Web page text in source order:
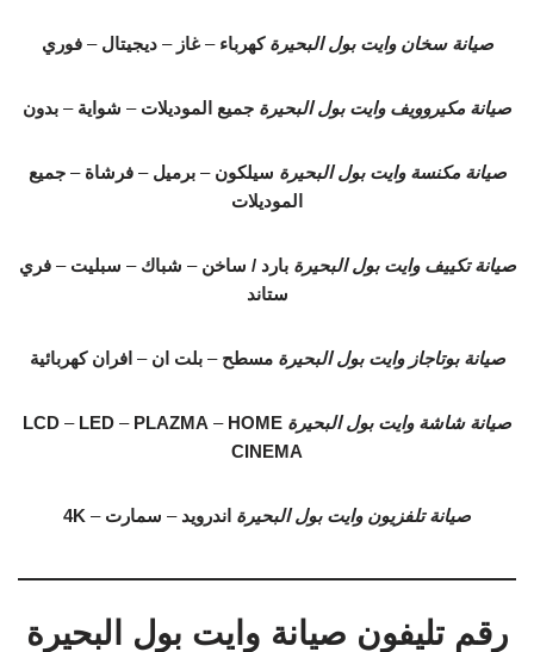
صيانة سخان وايت بول البحيرة كهرباء –غاز –ديجيتال –فوري
صيانة مكيروويف وايت بول البحيرة جميع الموديلات – شواية – بدون
صيانة مكنسة وايت بول البحيرة سيلكون –برميل –فرشاة –جميع
الموديلات
صيانة تكييف وايت بول البحيرة بارد / ساخن – شباك – سبليت –فري
ستاند
صيانة بوتاجاز وايت بول البحيرة مسطح –بلت ان – افران كهربائية
صيانة شاشة وايت بول البحيرة LCD – LED – PLAZMA – HOME
CINEMA
صيانة تلفزيون وايت بول البحيرة اندرويد – سمارت –
4K
رقم تليفون صيانة وايت بول البحيرة